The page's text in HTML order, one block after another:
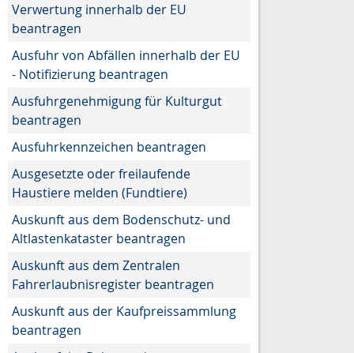
Verwertung innerhalb der EU
beantragen
Ausfuhr von Abfällen innerhalb der EU
- Notifizierung beantragen
Ausfuhrgenehmigung für Kulturgut
beantragen
Ausfuhrkennzeichen beantragen
Ausgesetzte oder freilaufende
Haustiere melden (Fundtiere)
Auskunft aus dem Bodenschutz- und
Altlastenkataster beantragen
Auskunft aus dem Zentralen
Fahrerlaubnisregister beantragen
Auskunft aus der Kaufpreissammlung
beantragen